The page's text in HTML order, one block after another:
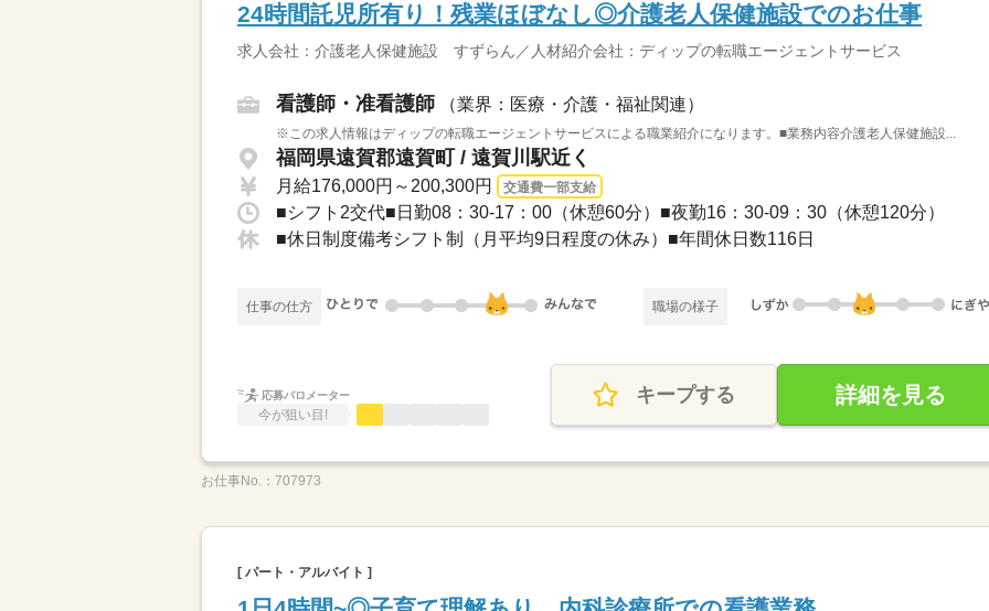
24時間託児所有り！残業ほぼなし◎介護老人保健施設でのお仕事
求人会社：介護老人保健施設 すずらん／人材紹介会社：ディップの転職エージェントサービス
看護師・准看護師 （業界：医療・介護・福祉関連）
※この求人情報はディップの転職エージェントサービスによる職業紹介になります。■業務内容介護老人保健施設...
福岡県遠賀郡遠賀町 / 遠賀川駅近く
月給176,000円～200,300円 交通費一部支給
■シフト2交代■日勤08：30-17：00（休憩60分）■夜勤16：30-09：30（休憩120分）
■休日制度備考シフト制（月平均9日程度の休み）■年間休日数116日
仕事の仕方 職場の様子
応募バロメーター
今が狙い目!
キープする 詳細を見る
お仕事No.： 707973
[ パート・アルバイト ]